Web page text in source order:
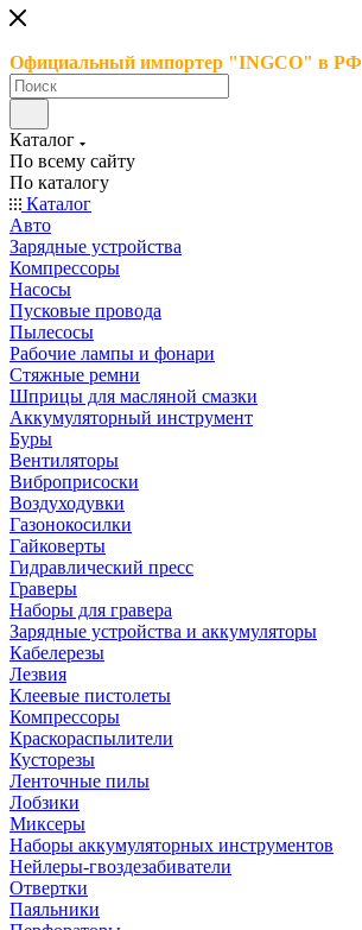
Официальный импортер "INGCO" в РФ
Каталог
По всему сайту
По каталогу
Каталог
Авто
Зарядные устройства
Компрессоры
Насосы
Пусковые провода
Пылесосы
Рабочие лампы и фонари
Стяжные ремни
Шприцы для масляной смазки
Аккумуляторный инструмент
Буры
Вентиляторы
Виброприсоски
Воздуходувки
Газонокосилки
Гайковерты
Гидравлический пресс
Граверы
Наборы для гравера
Зарядные устройства и аккумуляторы
Кабелерезы
Лезвия
Клеевые пистолеты
Компрессоры
Краскораспылители
Кусторезы
Ленточные пилы
Лобзики
Миксеры
Наборы аккумуляторных инструментов
Нейлеры-гвоздезабиватели
Отвертки
Паяльники